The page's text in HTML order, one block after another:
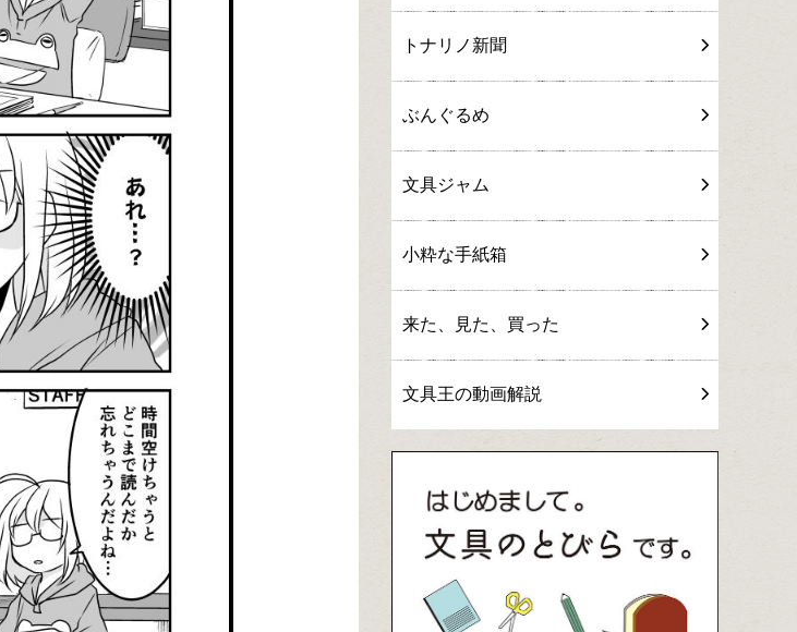
トナリノ新聞
ぶんぐるめ
文具ジャム
小粋な手紙箱
来た、見た、買った
文具王の動画解説